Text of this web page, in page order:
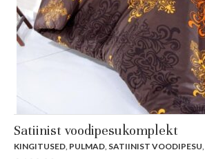
Satiinist voodipesukomplekt
KINGITUSED, PULMAD, SATIINIST VOODIPESU,